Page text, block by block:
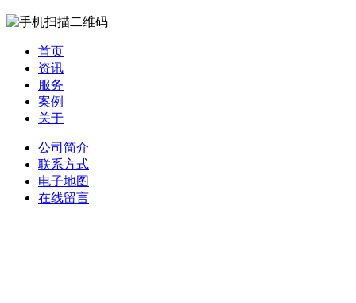
首页
资讯
服务
案例
关于
公司简介
联系方式
电子地图
在线留言